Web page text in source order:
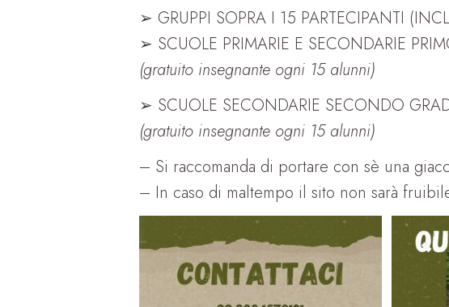
➢ GRUPPI SOPRA I 15 PARTECIPANTI
➢ SCUOLE PRIMARIE E SECONDARIE
(gratuito insegnante ogni 15 alunni)
➢ SCUOLE SECONDARIE SECONDO
(gratuito insegnante ogni 15 alunni)
– Si raccomanda di portare con sè una
– In caso di maltempo il sito non sarà